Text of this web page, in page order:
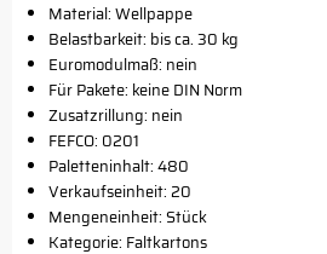
Material: Wellpappe
Belastbarkeit: bis ca. 30 kg
Euromodulmaß: nein
Für Pakete: keine DIN Norm
Zusatzrillung: nein
FEFCO: 0201
Paletteninhalt: 480
Verkaufseinheit: 20
Mengeneinheit: Stück
Kategorie: Faltkartons